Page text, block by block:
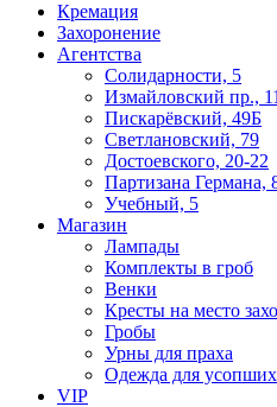
Кремация
Захоронение
Агентства
Солидарности, 5
Измайловский пр.,
Пискарёвский, 49Б
Светлановский, 79
Достоевского, 20-22
Партизана Германа,
Учебный, 5
Магазин
Лампады
Комплекты в гроб
Венки
Кресты на место
Гробы
Урны для праха
Одежда для усопших
VIP